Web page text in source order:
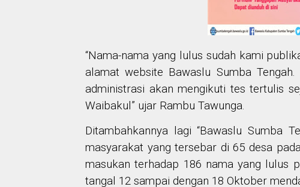
“Nama-nama yang lulus sudah kami
alamat website Bawaslu Sumba
administrasi akan mengikuti tes tertulis
Waibakul” ujar Rambu Tawunga.
Ditambahkannya lagi “Bawaslu Sumba
masyarakat yang tersebar di 65 desa
masukan terhadap 186 nama yang lulus
tangal 12 sampai dengan 18 Oktober